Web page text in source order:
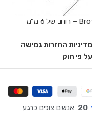
מדיניות החזרות גמישה
על פי חוק
20 אנשים צופים כרגע